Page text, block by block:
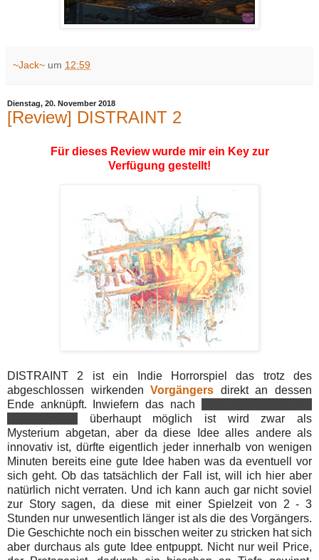
~Jack~ um 12:59
Dienstag, 20. November 2018
[Review] DISTRAINT 2
Für dieses Review wurde mir ein Key zur
Verfügung gestellt!
DISTRAINT 2 ist ein Indie Horrorspiel das trotz des
abgeschlossen wirkendenVorgängers direkt an dessen
Ende anknüpft. Inwiefern das nach
überhaupt möglich ist wird zwar als
Mysterium abgetan, aber da diese Idee alles andere als
innovativ ist, dürfte eigentlich jeder innerhalb von wenigen
Minuten bereits eine gute Idee haben was da eventuell vor
sich geht. Ob das tatsächlich der Fall ist, will ich hier aber
natürlich nicht verraten. Und ich kann auch gar nicht soviel
zur Story sagen, da diese mit einer Spielzeit von 2 - 3
Stunden nur unwesentlich länger ist als die des Vorgängers.
Die Geschichte noch ein bisschen weiter zu stricken hat sich
aber durchaus als gute Idee entpuppt. Nicht nur weil Price,